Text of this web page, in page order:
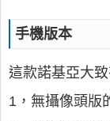
手機版本
這款諾基亞大
1，無攝像頭版